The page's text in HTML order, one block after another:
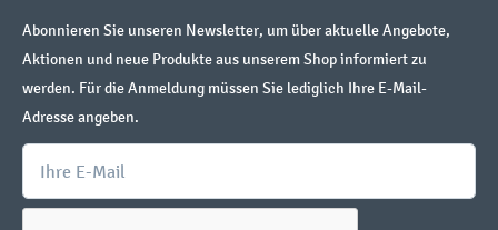
Abonnieren Sie unseren Newsletter, um über aktuelle Angebote,
Aktionen und neue Produkte aus unserem Shop informiert zu
werden. Für die Anmeldung müssen Sie lediglich Ihre E-Mail-
Adresse angeben.